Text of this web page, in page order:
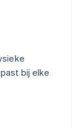
bij elke